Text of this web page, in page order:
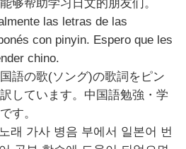
够帮助学习日文的朋友们。
las letras de las
con pinyin. Espero que les
chino.
語の歌(ソング)の歌詞をピン
しています。中国語勉強・学
す。
래 가사 병음 부에서 일본어 번